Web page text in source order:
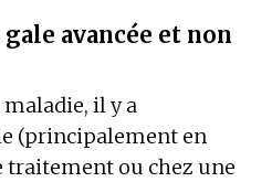
avancée et non
maladie, il y a
(principalement en
traitement ou chez une